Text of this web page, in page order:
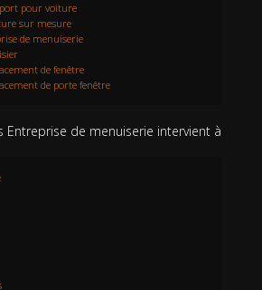
pour voiture
sur mesure
de menuiserie
de fenêtre
de porte fenêtre
Entreprise de menuiserie intervient à